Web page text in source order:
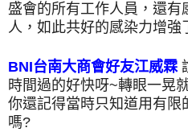
盛會的所有工作人員，還有
人，如此共好的感染力增強
BNI台南大商會好友江威霖
時間過的好快呀~轉眼一晃
你還記得當時只知道用有限
嗎?